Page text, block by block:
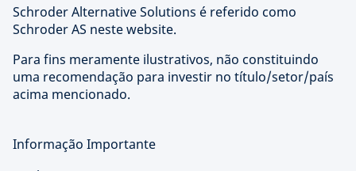
Schroder Alternative Solutions é referido como
Schroder AS neste website.
Para fins meramente ilustrativos, não constituindo
uma recomendação para investir no título/setor/país
acima mencionado.
Informação Importante